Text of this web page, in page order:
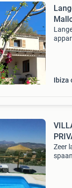
Ibiza
Zeer